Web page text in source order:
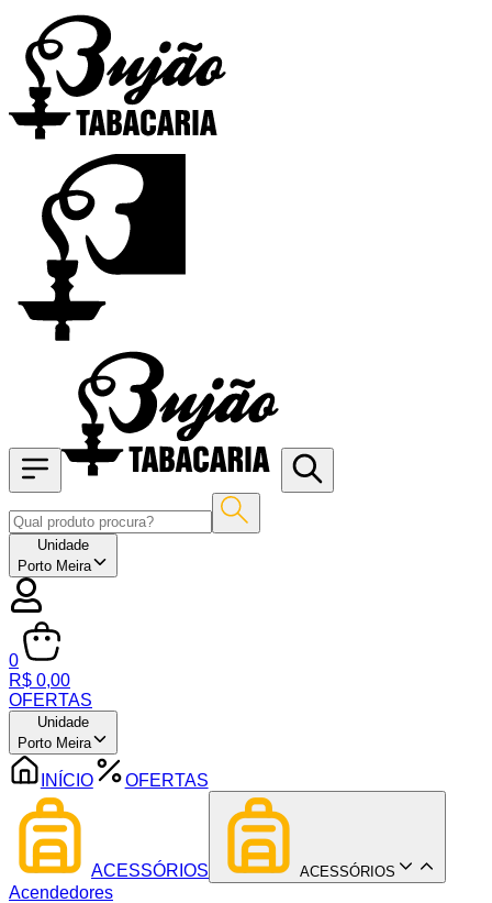
Unidade
Porto Meira
0
R$ 0,00
OFERTAS
Unidade
Porto Meira
INÍCIO OFERTAS
ACESSÓRIOS ACESSÓRIOS
Acendedores